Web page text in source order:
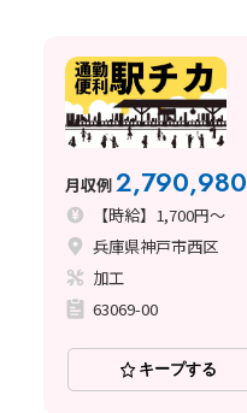
月収例2,790,980
【時給】1,700円～
兵庫県神戸市西区
加工
63069-00
キープする